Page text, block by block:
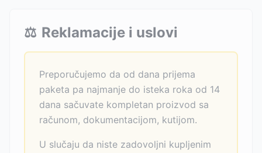
⚖️ Reklamacije i uslovi
Preporučujemo da od dana prijema
paketa pa najmanje do isteka roka od 14
dana sačuvate kompletan proizvod sa
računom, dokumentacijom, kutijom.
U slučaju da niste zadovoljni kupljenim